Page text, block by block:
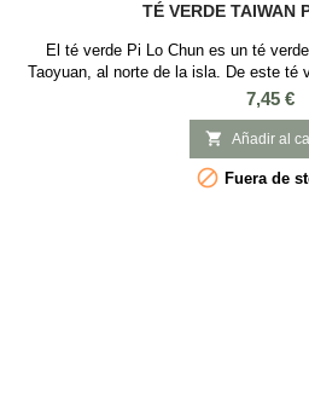
TÉ VERDE TAIWAN
El té verde Pi Lo Chun es un té
Taoyuan, al norte de la isla. De este té
kilos al año y por esto es un té muy
conocido como "Caracoles de Jade
Jade", y es uno de los mejores tés de
alta calidad,
Precio
7,45 €
 Añadir al
 Fuera de